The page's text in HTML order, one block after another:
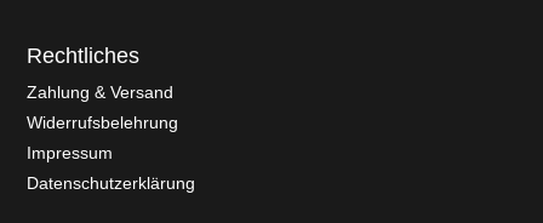
Rechtliches
Zahlung & Versand
Widerrufsbelehrung
Impressum
Datenschutzerklärung